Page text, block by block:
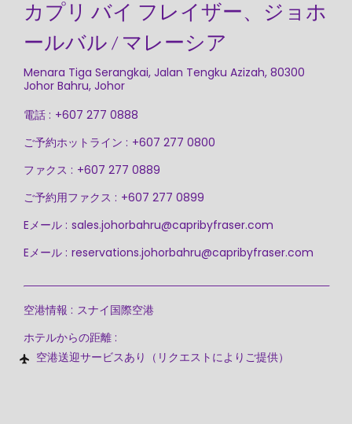
カプリ バイ フレイザー、ジョホ
ールバル / マレーシア
Menara Tiga Serangkai, Jalan Tengku Azizah, 80300
Johor Bahru, Johor
電話 : +607 277 0888
ご予約ホットライン : +607 277 0800
ファクス : +607 277 0889
ご予約用ファクス : +607 277 0899
Eメール : sales.johorbahru@capribyfraser.com
Eメール : reservations.johorbahru@capribyfraser.com
空港情報 : スナイ国際空港
ホテルからの距離 :
空港送迎サービスあり（リクエストによりご提供）